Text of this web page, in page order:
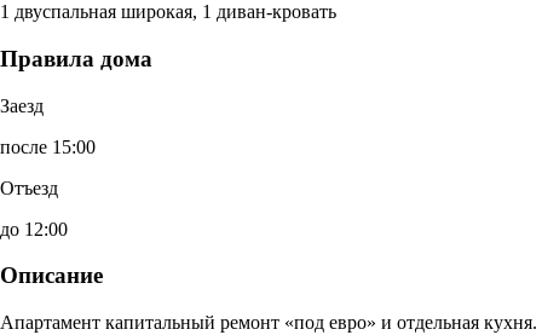
1 двуспальная широкая, 1 диван-кровать
Правила дома
Заезд
после 15:00
Отъезд
до 12:00
Описание
Апартамент капитальный ремонт «под евро» и отдельная кухня.